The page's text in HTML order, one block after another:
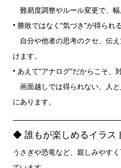
難易度調整やルール変更で、幅
• 勝敗ではなく“気づき”が得られ
自分や他者の思考のクセ、伝
けます。
• あえて“アナログ”だからこそ、
画面越しでは得られない、人
にあります。
◆ 誰もが楽しめるイラス
うさぎや恐竜など、親しみやす